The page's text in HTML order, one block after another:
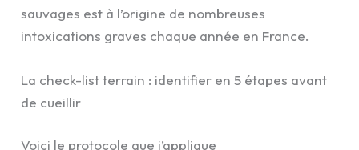
sauvages est à l’origine de nombreuses
intoxications graves chaque année en France.
La check-list terrain : identifier en 5 étapes avant
de cueillir
Voici le protocole que j’applique